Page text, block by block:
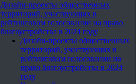
Дизайн-проекты общественных
территорий, участвующих в
рейтинговом голосовании на право
благоустройства в 2024 году
Дизайн-проекты общественных
территорий, участвующих в
рейтинговом голосовании на
право благоустройства в 2024
году